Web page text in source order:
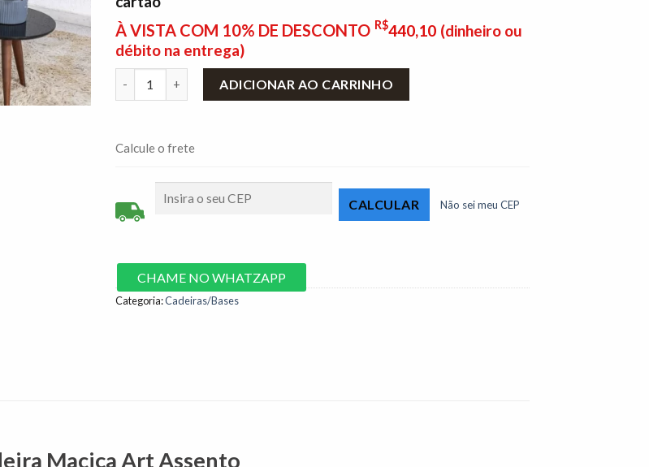
À VISTA COM 10% DE DESCONTO R$440,10 (dinheiro ou
débito na entrega)
ADICIONAR AO CARRINHO
Calcule o frete
Não sei meu CEP
CHAME NO WHATZAPP
Categoria:Cadeiras/Bases
Maciça Art Assento